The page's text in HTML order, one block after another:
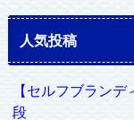
人気投稿
【セルフブラン
段